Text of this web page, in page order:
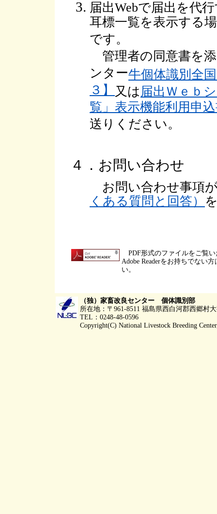
届出Webで届出を代
耳標一覧を表示する
です。
管理者の同意書を
ンター牛個体識別全
３】 又は届出Ｗｅｂ
覧」表示機能利用申
送りください。
４．お問い合わせ
お問い合わせ事項
くある質問と回答）
PDF形式のファイルをご覧い
Adobe Readerをお持ちでない
い。
（独）家畜改良センター 個体識別部
所在地：〒961-8511 福島県西白河郡西郷村
TEL：0248-48-0596
Copyright(C) National Livestock Breeding